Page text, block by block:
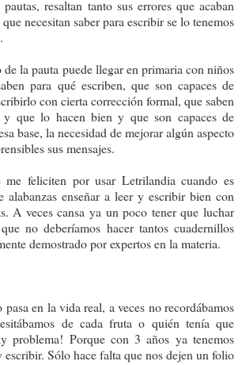
resaltan tanto sus errores que acaban
necesitan saber para escribir se lo tenemos
la pauta puede llegar en primaria con niños
para qué escriben, que son capaces de
con cierta corrección formal, que saben
y que lo hacen bien y que son capaces de
base, la necesidad de mejorar algún aspecto
sus mensajes.
feliciten por usar Letrilandia cuando es
alabanzas enseñar a leer y escribir bien con
A veces cansa ya un poco tener que luchar
no deberíamos hacer tantos cuadernillos
demostrado por expertos en la materia.
en la vida real, a veces no recordábamos
de cada fruta o quién tenía que
problema! Porque con 3 años ya tenemos
escribir. Sólo hace falta que nos dejen un folio